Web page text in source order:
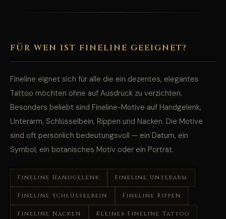
FÜR WEN IST FINELINE GEEIGNET?
Fineline eignet sich für alle die ein dezentes, elegantes
Tattoo möchten ohne auf Ausdruck zu verzichten.
Besonders beliebt sind Fineline-Motive auf Handgelenk,
Unterarm, Schlüsselbein, Rippen und Nacken. Die Motive
sind oft persönlich bedeutungsvoll — ein Datum, ein
Symbol, ein botanisches Motiv oder ein Porträt.
Fineline Handgelenk Fineline Unterarm
Fineline Schlüsselbein Fineline Rippen
Fineline Nacken Kleines Fineline Tattoo